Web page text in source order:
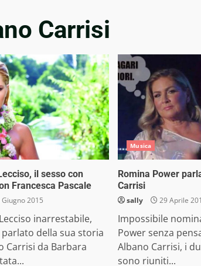
Carrisi
il sesso con
Francesca Pascale
Giugno 2015
inarrestabile,
della sua storia
Carrisi da Barbara
Musica
Romina Power
Carrisi
sally 29 Aprile
Impossibile
Power senza
Albano Carrisi, i
sono riuniti...